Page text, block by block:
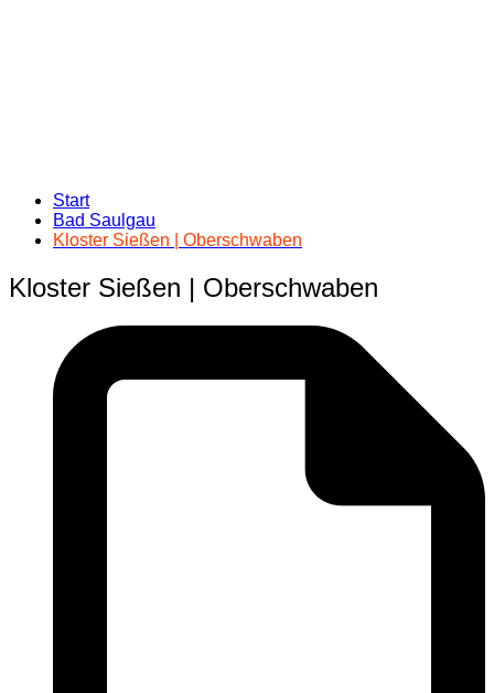
Start
Bad Saulgau
Kloster Sießen | Oberschwaben
Kloster Sießen | Oberschwaben